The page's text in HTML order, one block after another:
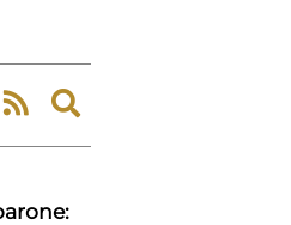
Expand
search